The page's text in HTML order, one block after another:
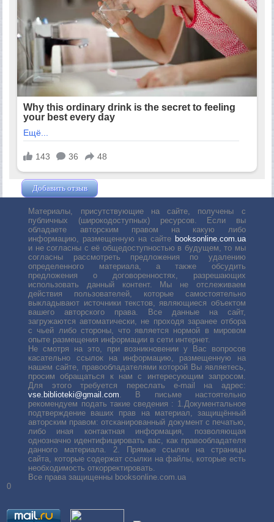
Добавить отзыв
Материалы, присутствующие на сайте, получены с
публичных (широкодоступных) ресурсов. Если вы
обладаете авторским правом на какую либо
информацию, размещенную на сайте booksonline.com.ua
и не согласны с её общедоступностью в будущем, то мы
согласны рассмотреть предложения по удалению
определенного материала, а также обсудить
предложения о договоренностях, разрешающих
использовать данный контент. Мы не отслеживаем
действия пользователей, которые самостоятельно
выкладывают источники текстов, являющиеся объектом
вашего авторского права. Все данные на сайт,
загружаются автоматически, не проходя заранее отбора
с чьей либо стороны, что является нормой в мировом
опыте размещения информации в сети интернет.
Не смотря на это, при возникновении у Вас вопросов
касательно ссылок на информацию, размещенную на
нашем сайте, правообладателями которой Вы являетесь,
просим обращаться к нам с интересующим запросом.
Для этого требуется переслать е-mail на адрес:
vse.biblioteki@gmail.com. В письме настоятельно
рекомендуем подать такие сведения : 1.Документальное
подтверждение ваших прав на материал, защищённый
авторским правом: отсканированный документ с печатью,
либо иная контактная информация, позволяющая
однозначно идентифицировать вас, как правообладателя
данного материала. 2. Прямые ссылки на страницы
сайта, которые содержат ссылки на файлы, которые есть
необходимость откорректировать.
Все права защищенны booksonline.com.ua
0